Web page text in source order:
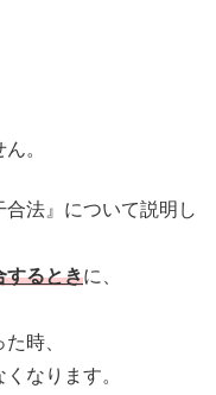
。
法』について説明し
するときに、
時、
なります。